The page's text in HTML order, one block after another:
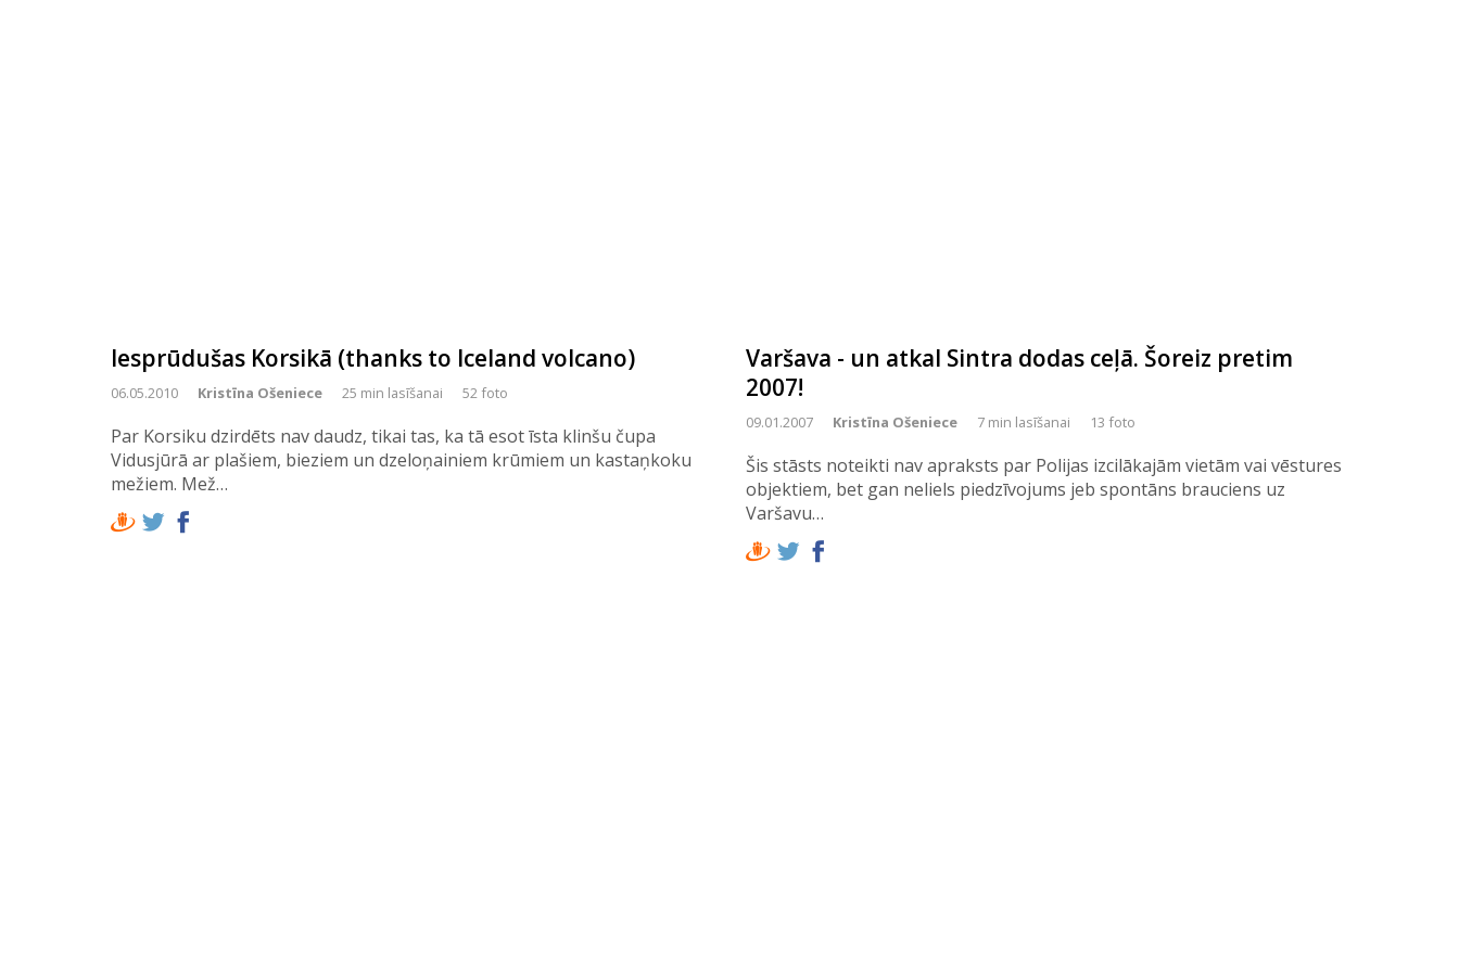
Iesprūdušas Korsikā (thanks to Iceland volcano)
06.05.2010 Kristīna Ošeniece 25 min lasīšanai 52 foto
Par Korsiku dzirdēts nav daudz, tikai tas, ka tā esot īsta klinšu čupa
Vidusjūrā ar plašiem, bieziem un dzeloņainiem krūmiem un kastaņkoku
mežiem. Mež…
Varšava - un atkal Sintra dodas ceļā. Šoreiz pretim
2007!
09.01.2007 Kristīna Ošeniece 7 min lasīšanai 13 foto
Šis stāsts noteikti nav apraksts par Polijas izcilākajām vietām vai vēstures
objektiem, bet gan neliels piedzīvojums jeb spontāns brauciens uz
Varšavu…